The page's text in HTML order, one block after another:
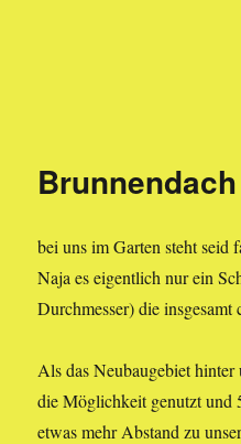
Brunnendach
bei uns im Garten steht seid
Naja es eigentlich nur ein
Durchmesser) die
Als das Neubaugebiet hinter
die Möglichkeit genutzt und
etwas mehr Abstand zu